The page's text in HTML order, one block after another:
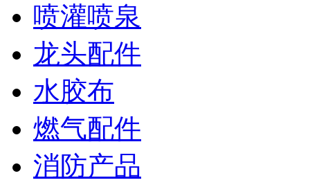
喷灌喷泉
龙头配件
水胶布
燃气配件
消防产品